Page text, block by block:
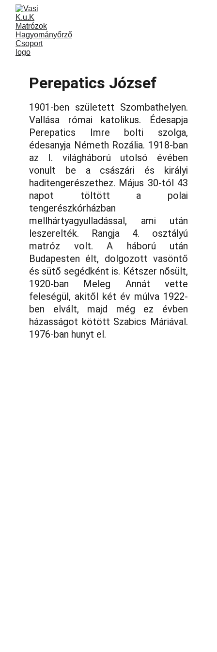
Perepatics József
1901-ben született Szombathelyen.
Vallása római katolikus. Édesapja
Perepatics Imre bolti szolga,
édesanyja Németh Rozália. 1918-ban
az I. világháború utolsó évében
vonult be a császári és királyi
haditengerészethez. Május 30-tól 43
napot töltött a polai
tengerészkórházban
mellhártyagyulladással, ami után
leszerelték. Rangja 4. osztályú
matróz volt. A háború után
Budapesten élt, dolgozott vasöntő
és sütő segédként is. Kétszer nősült,
1920-ban Meleg Annát vette
feleségül, akitől két év múlva 1922-
ben elvált, majd még ez évben
házasságot kötött Szabics Máriával.
1976-ban hunyt el.